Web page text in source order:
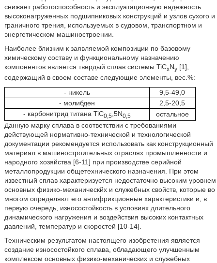
снижает работоспособность и эксплуатационную надежность
высоконагруженных подшипниковых конструкций и узлов сухого и
граничного трения, используемых в судовом, транспортном и
энергетическом машиностроении.
Наиболее близким к заявляемой композиции по базовому
химическому составу и функциональному назначению
компонентов является твердый сплав системы TiCxNy[1],
содержащий в своем составе следующие элементы, вес.%:
- никель
9,5-49,0
- молибден
2,5-20,5
- карбонитрид титана TiC0,5 ,5N0,5
остальное
Данную марку сплава в соответствии с требованиями
действующей нормативно-технической и технологической
документации рекомендуется использовать как конструкционный
материал в машиностроительных отраслях промышленности и
народного хозяйства [6-11] при производстве серийной
металлопродукции общетехнического назначения. При этом
известный сплав характеризуется недостаточно высоким уровнем
основных физико-механическйх и служебных свойств, которые во
многом определяют его антифрикционные характеристики и, в
первую очередь, износостойкость в условиях длительного
динамического нагружения и воздействия высоких контактных
давлений, температур и скоростей [10-14].
Техническим результатом настоящего изобретения является
создание износостойкого сплава, обладающего улучшенным
комплексом основных физико-механических и служебных